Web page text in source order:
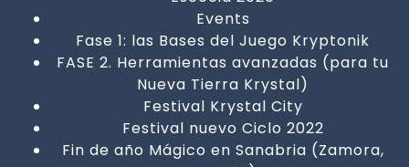
Events
Fase 1: las Bases del Juego Kryptonik
FASE 2. Herramientas avanzadas (para tu
Nueva Tierra Krystal)
Festival Krystal City
Festival nuevo Ciclo 2022
Fin de año Mágico en Sanabria (Zamora,